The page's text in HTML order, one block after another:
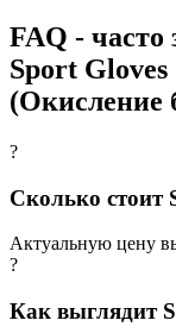
FAQ - часто
Sport
(Окисление
?
Сколько стоит
Актуальную цену
?
Как выглядит